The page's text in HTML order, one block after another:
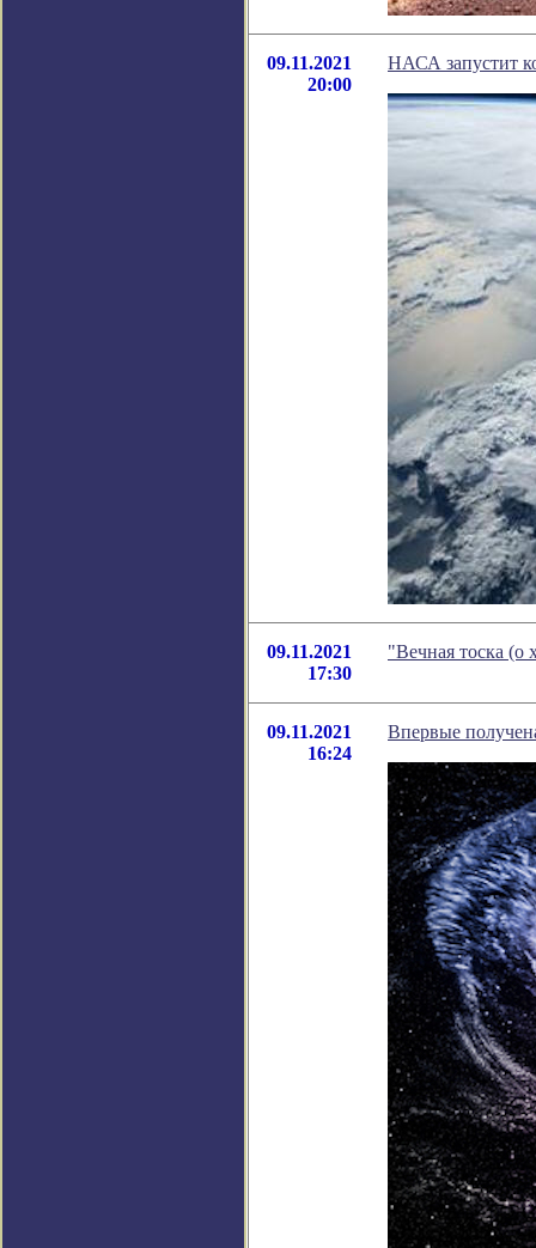
09.11.2021
20:00
НАСА запустит
09.11.2021
17:30
"Вечная тоска (о
09.11.2021
16:24
Впервые